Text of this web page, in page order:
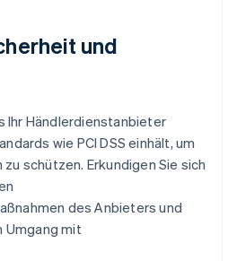
und
Ihr Händlerdienstanbieter
wie PCI DSS einhält, um
schützen. Erkundigen Sie sich
des Anbieters und
Umgang mit